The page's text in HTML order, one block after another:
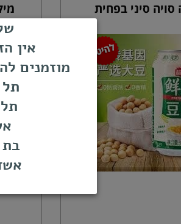
סיני בפחית
אין
מוזמנים
תל
תל
בת